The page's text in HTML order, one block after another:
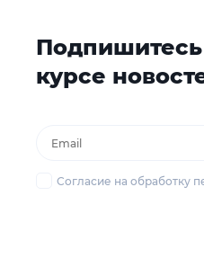
курсе
Согласие на обработку